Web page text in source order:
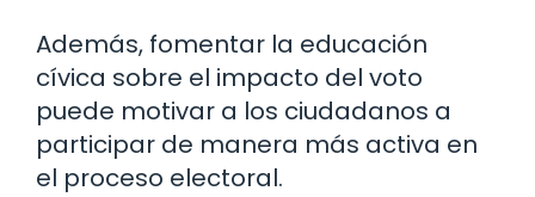
Además, fomentar la educación
cívica sobre el impacto del voto
puede motivar a los ciudadanos a
participar de manera más activa en
el proceso electoral.